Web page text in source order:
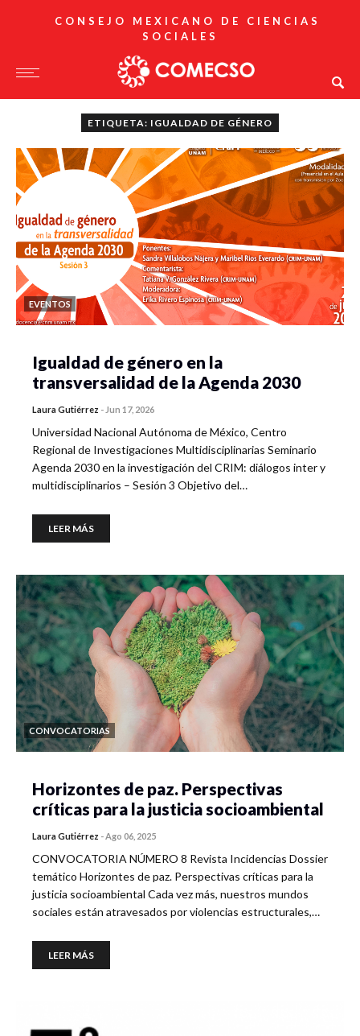
CONSEJO MEXICANO DE CIENCIAS
SOCIALES
ETIQUETA: IGUALDAD DE GÉNERO
EVENTOS
Igualdad de género en la
transversalidad de la Agenda 2030
Laura Gutiérrez - Jun 17, 2026
Universidad Nacional Autónoma de México, Centro
Regional de Investigaciones Multidisciplinarias Seminario
Agenda 2030 en la investigación del CRIM: diálogos inter y
multidisciplinarios – Sesión 3 Objetivo del…
LEER MÁS
CONVOCATORIAS
Horizontes de paz. Perspectivas
críticas para la justicia socioambiental
Laura Gutiérrez -Ago 06, 2025
CONVOCATORIA NÚMERO 8 Revista Incidencias Dossier
temático Horizontes de paz. Perspectivas críticas para la
justicia socioambiental Cada vez más, nuestros mundos
sociales están atravesados por violencias estructurales,…
LEER MÁS